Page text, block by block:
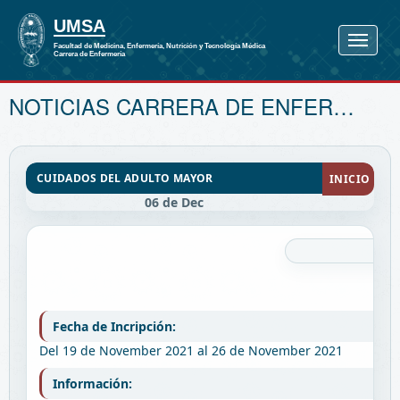
NOTICIAS CARRERA DE ENFERMERÍA
CUIDADOS DEL ADULTO MAYOR INICIO
06 de Dec
Fecha de Incripción:
Del 19 de November 2021 al 26 de November 2021
Información: